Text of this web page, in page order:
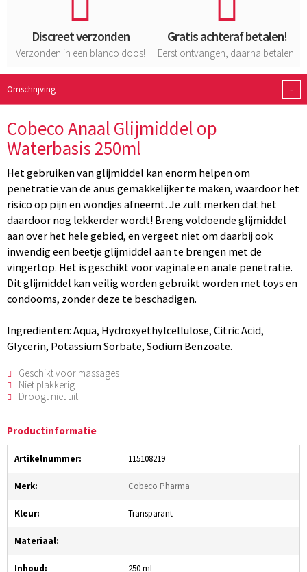
Discreet verzonden
Verzonden in een blanco doos!
Gratis achteraf betalen!
Eerst ontvangen, daarna betalen!
Omschrijving -
Cobeco Anaal Glijmiddel op
Waterbasis 250ml
Het gebruiken van glijmiddel kan enorm helpen om
penetratie van de anus gemakkelijker te maken, waardoor het
risico op pijn en wondjes afneemt. Je zult merken dat het
daardoor nog lekkerder wordt! Breng voldoende glijmiddel
aan over het hele gebied, en vergeet niet om daarbij ook
inwendig een beetje glijmiddel aan te brengen met de
vingertop. Het is geschikt voor vaginale en anale penetratie.
Dit glijmiddel kan veilig worden gebruikt worden met toys en
condooms, zonder deze te beschadigen.
Ingrediënten: Aqua, Hydroxyethylcellulose, Citric Acid,
Glycerin, Potassium Sorbate, Sodium Benzoate.
Geschikt voor massages
Niet plakkerig
Droogt niet uit
Productinformatie
Artikelnummer: 115108219
Merk: Cobeco Pharma
Kleur: Transparant
Materiaal:
Inhoud: 250 mL